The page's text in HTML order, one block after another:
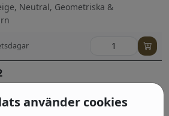
Neutral, Geometriska &
använder cookies